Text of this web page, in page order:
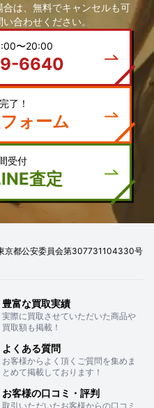
は、無料でキャンセルも可
合わせください。
〜20:00
6640
了！
ォーム
受付
査定
都公安委員会第307731104330号
豊富な買取実績
実際に買取させていただいた商品や
買取額も掲載！
よくある質問
お客様からよく頂くご質問を集めま
とめて掲載しております！
お客様の口コミ・評判
取引いただいたお客様からの口コミ